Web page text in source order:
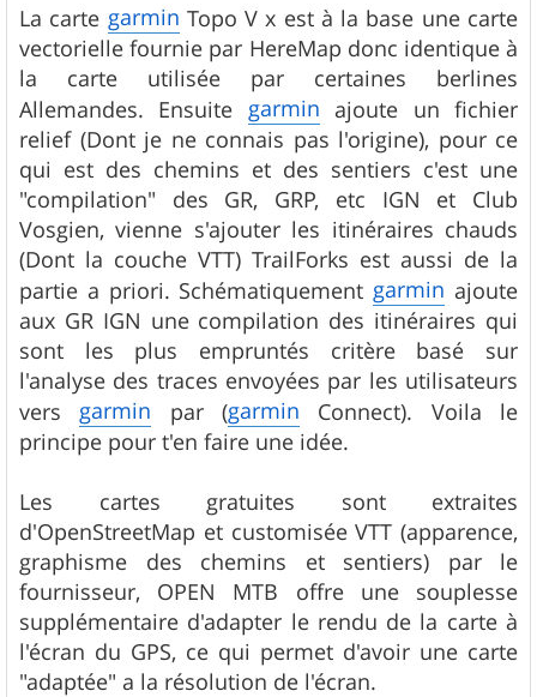
La carte garmin Topo V x est à la base une carte
vectorielle fournie par HereMap donc identique à
la carte utilisée par certaines berlines
Allemandes. Ensuite garmin ajoute un fichier
relief (Dont je ne connais pas l'origine), pour ce
qui est des chemins et des sentiers c'est une
"compilation" des GR, GRP, etc IGN et Club
Vosgien, vienne s'ajouter les itinéraires chauds
(Dont la couche VTT) TrailForks est aussi de la
partie a priori. Schématiquement garmin ajoute
aux GR IGN une compilation des itinéraires qui
sont les plus empruntés critère basé sur
l'analyse des traces envoyées par les utilisateurs
vers garmin par (garmin Connect). Voila le
principe pour t'en faire une idée.
Les cartes gratuites sont extraites
d'OpenStreetMap et customisée VTT (apparence,
graphisme des chemins et sentiers) par le
fournisseur, OPEN MTB offre une souplesse
supplémentaire d'adapter le rendu de la carte à
l'écran du GPS, ce qui permet d'avoir une carte
"adaptée" a la résolution de l'écran.